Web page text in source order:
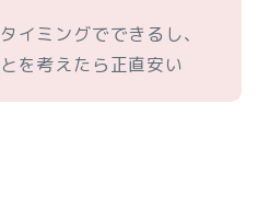
イミングでできるし、
を考えたら正直安い